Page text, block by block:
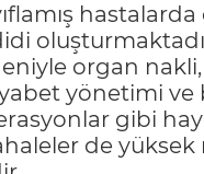
organ
yönetimi ve
gibi
de yüksek